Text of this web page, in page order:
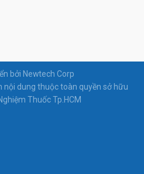
bởi Newtech Corp
dung thuộc toàn quyền sở hữu
Thuốc Tp.HCM